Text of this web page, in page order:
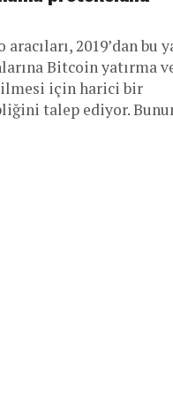
2019’dan bu
Bitcoin yatırma
için harici bir
talep ediyor.